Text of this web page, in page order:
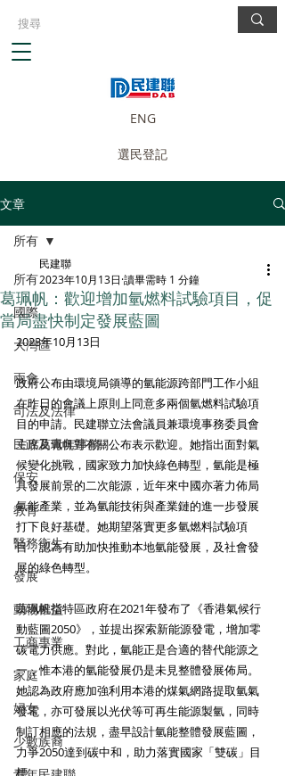
ENG
選民登記
文章
所有
國際
大灣區
兩會
司法及法律
民政及青年事務
保安
教育
醫務衛生
發展
動物權益
工商專業
家庭
婦女
少數族裔
所有
葛珮帆：歡迎增加氫燃料試驗項目，促
當局盡快制定發展藍圖
民建聯
2023年10月13日 讀畢需時 1 分鐘
2023年10月13日
政府公布由環境局領導的氫能源跨部門工作小組
在昨日的會議上原則上同意多兩個氫燃料試驗項
目的申請。民建聯立法會議員兼環境事務委員會
主席葛珮帆對有關公布表示歡迎。她指出面對氣
候變化挑戰，國家致力加快綠色轉型，氫能是極
具發展前景的二次能源，近年來中國亦著力佈局
氫能產業，並為氫能技術與產業鏈的進一步發展
打下良好基礎。她期望落實更多氫燃料試驗項
目，認為有助加快推動本地氫能發展，及社會發
展的綠色轉型。
葛珮帆指特區政府在2021年發布了《香港氣候行
動藍圖2050》，並提出探索新能源發電，增加零
碳電力供應。對此，氫能正是合適的替代能源之
一，惟本港的氫能發展仍是未見整體發展佈局。
她認為政府應加強利用本港的煤氣網路提取氫氣
發電，亦可發展以光伏等可再生能源製氫，同時
制訂相應的法規，盡早設計氫能整體發展藍圖，
力爭2050達到碳中和，助力落實國家「雙碳」目
標。